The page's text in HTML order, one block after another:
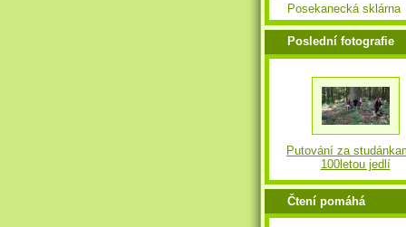
Posekanecká sklárna
Poslední fotografie
Putování za
100letou jedlí
Čtení pomáhá